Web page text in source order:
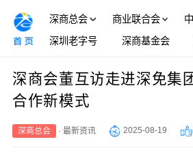
深商总会 商业联合会
深圳老字号
深商基金会
深商会董互访走进深免集
合作新模式
深商总会 ·最新资讯 2025-08-19